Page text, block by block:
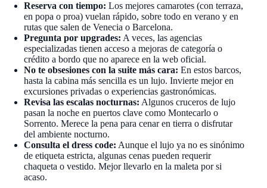
Reserva con tiempo: Los mejores camarotes (con terraza,
en popa o proa) vuelan rápido, sobre todo en verano y en
rutas que salen de Venecia o Barcelona.
Pregunta por upgrades: A veces, las agencias
especializadas tienen acceso a mejoras de categoría o
crédito a bordo que no aparece en la web oficial.
No te obsesiones con la suite más cara: En estos barcos,
hasta la cabina más sencilla es un lujo. Invierte mejor en
excursiones privadas o experiencias gastronómicas.
Revisa las escalas nocturnas: Algunos cruceros de lujo
pasan la noche en puertos clave como Montecarlo o
Sorrento. Merece la pena para cenar en tierra o disfrutar
del ambiente nocturno.
Consulta el dress code: Aunque el lujo ya no es sinónimo
de etiqueta estricta, algunas cenas pueden requerir
chaqueta o vestido. Mejor llevarlo en la maleta por si
acaso.